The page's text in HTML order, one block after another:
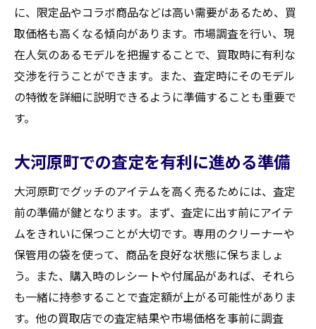
に、限定品やコラボ商品などは高い需要があるため、買
取価格も高くなる傾向があります。市場調査を行い、現
在人気のあるモデルを把握することで、買取時に有利な
交渉を行うことができます。また、査定時にそのモデル
の特徴を詳細に説明できるように準備することも重要で
す。
大河原町での査定を有利に進める準備
大河原町でグッチのアイテムを高く売るためには、査定
前の準備が鍵となります。まず、査定に出す前にアイテ
ムをきれいに保つことが大切です。専用のクリーナーや
保管用の袋を使って、商品を良好な状態に保ちましょ
う。また、購入時のレシートや付属品があれば、それら
も一緒に持参することで査定額が上がる可能性がありま
す。他の買取店での査定結果や市場価格を事前に調査